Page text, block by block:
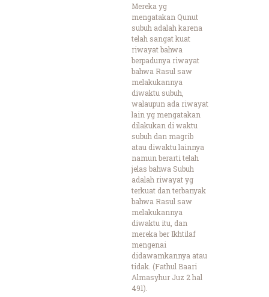
Mereka yg
mengatakan Qunut
subuh adalah karena
telah sangat kuat
riwayat bahwa
berpadunya riwayat
bahwa Rasul saw
melakukannya
diwaktu subuh,
walaupun ada riwayat
lain yg mengatakan
dilakukan di waktu
subuh dan magrib
atau diwaktu lainnya
namun berarti telah
jelas bahwa Subuh
adalah riwayat yg
terkuat dan terbanyak
bahwa Rasul saw
melakukannya
diwaktu itu, dan
mereka ber Ikhtilaf
mengenai
didawamkannya atau
tidak. (Fathul Baari
Almasyhur Juz 2 hal
491).